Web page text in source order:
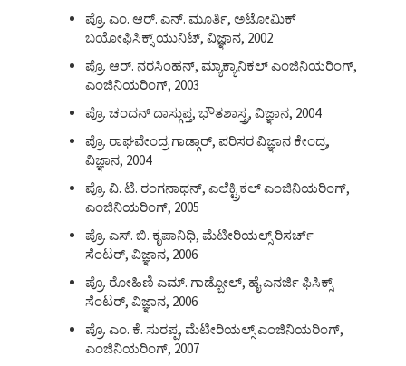
ಪ್ರೊ. ಎಂ. ಆರ್. ಎನ್. ಮೂರ್ತಿ, ಅಟೋಮಿಕ್
ಬಯೋಫಿಸಿಕ್ಸ್ ಯುನಿಟ್, ವಿಜ್ಞಾನ, 2002
ಪ್ರೊ. ಆರ್. ನರಸಿಂಹನ್, ಮ್ಯಾಕ್ಯಾನಿಕಲ್ ಎಂಜಿನಿಯರಿಂಗ್,
ಎಂಜಿನಿಯರಿಂಗ್, 2003
ಪ್ರೊ. ಚಂದನ್ ದಾಸ್ಗುಪ್ತ, ಭೌತಶಾಸ್ತ್ರ, ವಿಜ್ಞಾನ, 2004
ಪ್ರೊ. ರಾಘವೇಂದ್ರ ಗಾಡ್ಗಾರ್, ಪರಿಸರ ವಿಜ್ಞಾನ ಕೇಂದ್ರ,
ವಿಜ್ಞಾನ, 2004
ಪ್ರೊ. ವಿ. ಟಿ. ರಂಗನಾಥನ್, ಎಲೆಕ್ಟ್ರಿಕಲ್ ಎಂಜಿನಿಯರಿಂಗ್,
ಎಂಜಿನಿಯರಿಂಗ್, 2005
ಪ್ರೊ. ಎಸ್. ಬಿ. ಕೃಪಾನಿಧಿ, ಮೆಟೀರಿಯಲ್ಸ್ ರಿಸರ್ಚ್
ಸೆಂಟರ್, ವಿಜ್ಞಾನ, 2006
ಪ್ರೊ. ರೋಹಿಣಿ ಎಮ್. ಗಾಡ್ಬೋಲ್, ಹೈ ಎನರ್ಜಿ ಫಿಸಿಕ್ಸ್
ಸೆಂಟರ್, ವಿಜ್ಞಾನ, 2006
ಪ್ರೊ. ಎಂ. ಕೆ. ಸುರಪ್ಪ, ಮೆಟೀರಿಯಲ್ಸ್ ಎಂಜಿನಿಯರಿಂಗ್,
ಎಂಜಿನಿಯರಿಂಗ್, 2007